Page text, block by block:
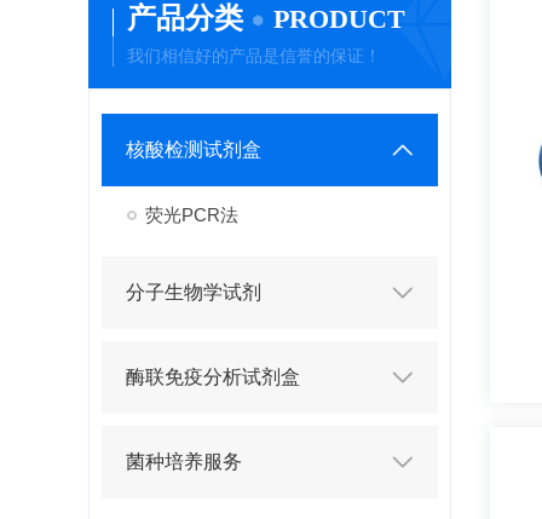
产品分类 PRODUCT
我们相信好的产品是信誉的保证！
核酸检测试剂盒
荧光PCR法
分子生物学试剂
酶联免疫分析试剂盒
菌种培养服务